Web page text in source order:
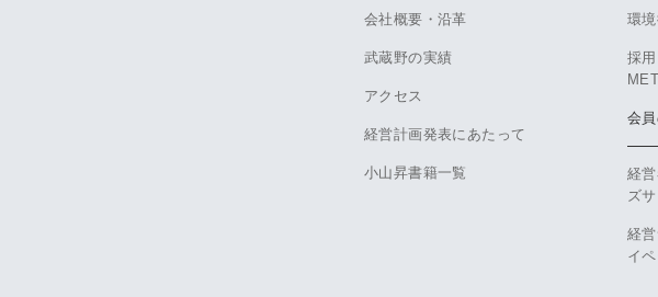
会社概要・沿革
武蔵野の実績
アクセス
経営計画発表にあたって
小山昇書籍一覧
環
採
会
経
ズ
経
イ